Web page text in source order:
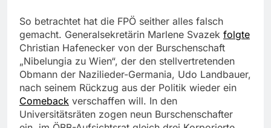
So betrachtet hat die FPÖ seither alles falsch
gemacht. Generalsekretärin Marlene Svazek folgte
Christian Hafenecker von der Burschenschaft
„Nibelungia zu Wien“, der den stellvertretenden
Obmann der Nazilieder-Germania, Udo Landbauer,
nach seinem Rückzug aus der Politik wieder ein
Comeback verschaffen will. In den
Universitätsräten zogen neun Burschenschafter